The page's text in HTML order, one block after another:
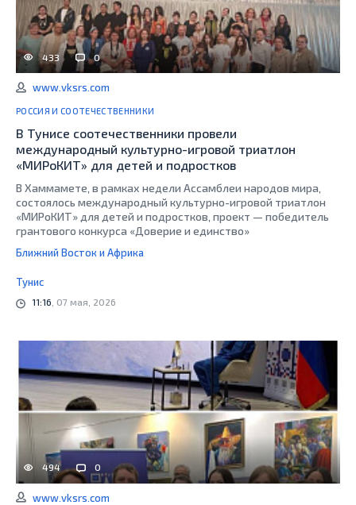
433 0
www.vksrs.com
РОССИЯ И СООТЕЧЕСТВЕННИКИ
В Тунисе соотечественники провели
международный культурно-игровой триатлон
«МИРоКИТ» для детей и подростков
В Хаммамете, в рамках недели Ассамблеи народов мира,
состоялось международный культурно-игровой триатлон
«МИРоКИТ» для детей и подростков, проект — победитель
грантового конкурса «Доверие и единство»
Ближний Восток и Африка
Тунис
11:16 , 07 мая, 2026
494 0
www.vksrs.com